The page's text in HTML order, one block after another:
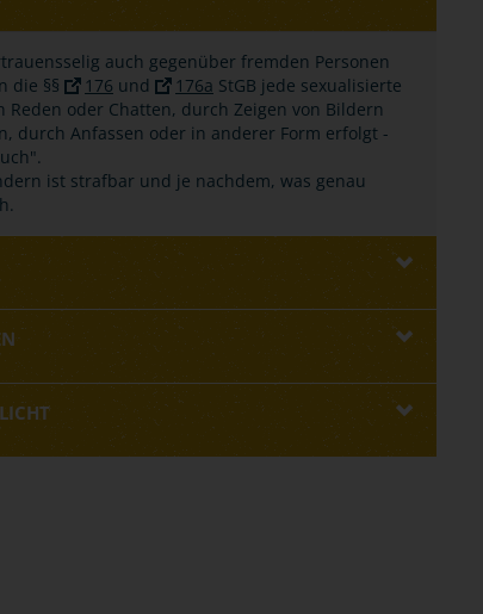
auch gegenüber fremden Personen
die §§
176 und 176a StGB jede sexualisierte
oder Chatten, durch Zeigen von Bildern
durch Anfassen oder in anderer Form erfolgt -
ist strafbar und je nachdem, was genau